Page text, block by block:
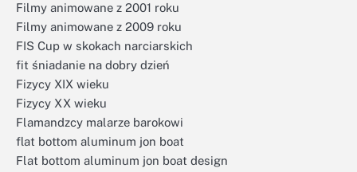
Filmy animowane z 2001 roku
Filmy animowane z 2009 roku
FIS Cup w skokach narciarskich
fit śniadanie na dobry dzień
Fizycy XIX wieku
Fizycy XX wieku
Flamandzcy malarze barokowi
flat bottom aluminum jon boat
Flat bottom aluminum jon boat design